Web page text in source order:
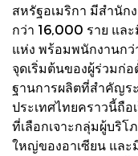
สหรัฐอเมริกา มีสำนั
กว่า 16,000 ราย แล
แห่ง พร้อมพนักงานก
จุดเริ่มต้นของผู้ร่วมก่
ฐานการผลิตที่สำคัญร
ประเทศไทยคราวนี้ถื
ที่เลือกเจาะกลุ่มผู้บริ
ใหญ่ของอาเซียน และ